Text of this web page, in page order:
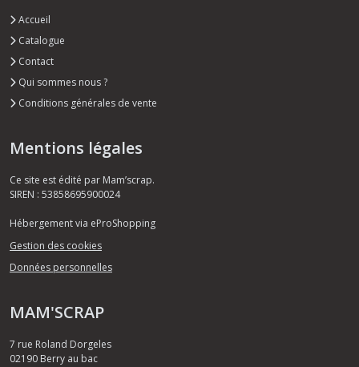
Accueil
Catalogue
Contact
Qui sommes nous ?
Conditions générales de vente
Mentions légales
Ce site est édité par Mam’scrap.
SIREN : 53858695900024
Hébergement via eProShopping
Gestion des cookies
Données personnelles
MAM'SCRAP
7 rue Roland Dorgeles
02190 Berry au bac